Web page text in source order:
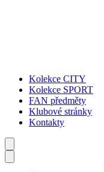
Kolekce CITY
Kolekce SPORT
FAN předměty
Klubové stránky
Kontakty